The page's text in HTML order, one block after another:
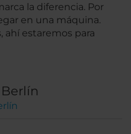
la diferencia. Por
en una máquina.
ahí estaremos para